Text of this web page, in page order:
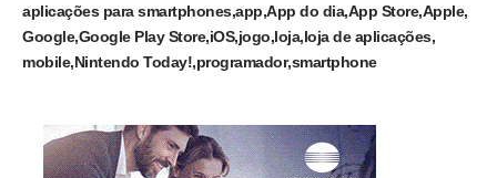
aplicações para smartphones app App do dia App Store Apple
Google Google Play Store iOS jogo loja loja de aplicações
mobile Nintendo Today! programador smartphone